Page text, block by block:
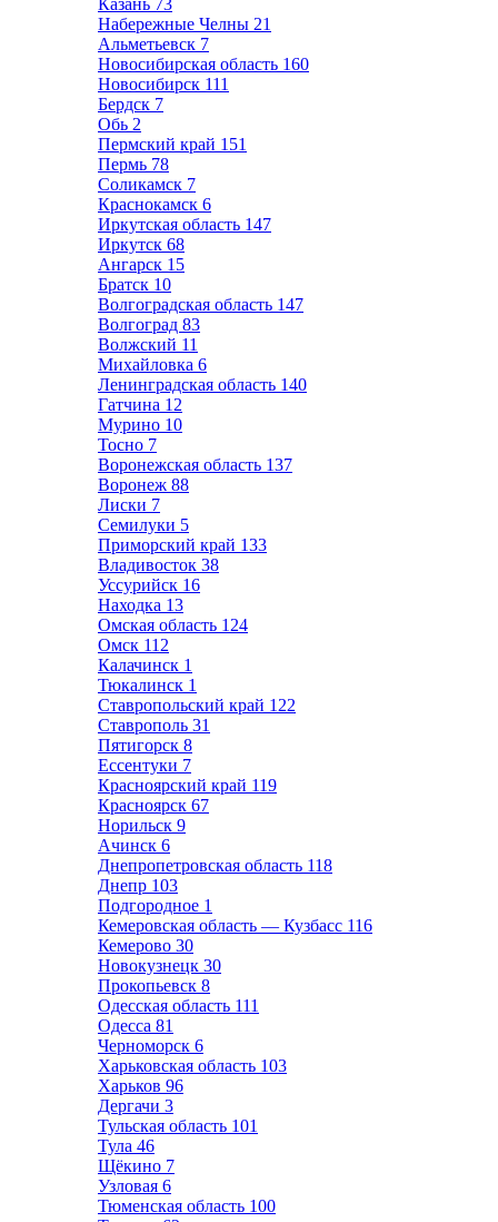
Казань 73
Набережные Челны 21
Альметьевск 7
Новосибирская область 160
Новосибирск 111
Бердск 7
Обь 2
Пермский край 151
Пермь 78
Соликамск 7
Краснокамск 6
Иркутская область 147
Иркутск 68
Ангарск 15
Братск 10
Волгоградская область 147
Волгоград 83
Волжский 11
Михайловка 6
Ленинградская область 140
Гатчина 12
Мурино 10
Тосно 7
Воронежская область 137
Воронеж 88
Лиски 7
Семилуки 5
Приморский край 133
Владивосток 38
Уссурийск 16
Находка 13
Омская область 124
Омск 112
Калачинск 1
Тюкалинск 1
Ставропольский край 122
Ставрополь 31
Пятигорск 8
Ессентуки 7
Красноярский край 119
Красноярск 67
Норильск 9
Ачинск 6
Днепропетровская область 118
Днепр 103
Подгородное 1
Кемеровская область — Кузбасс 116
Кемерово 30
Новокузнецк 30
Прокопьевск 8
Одесская область 111
Одесса 81
Черноморск 6
Харьковская область 103
Харьков 96
Дергачи 3
Тульская область 101
Тула 46
Щёкино 7
Узловая 6
Тюменская область 100